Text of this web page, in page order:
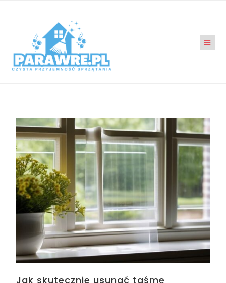
Jak skutecznie usunąć taśmę